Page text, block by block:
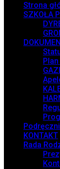
Strona
SZKOŁA
KONTAKT
Rada